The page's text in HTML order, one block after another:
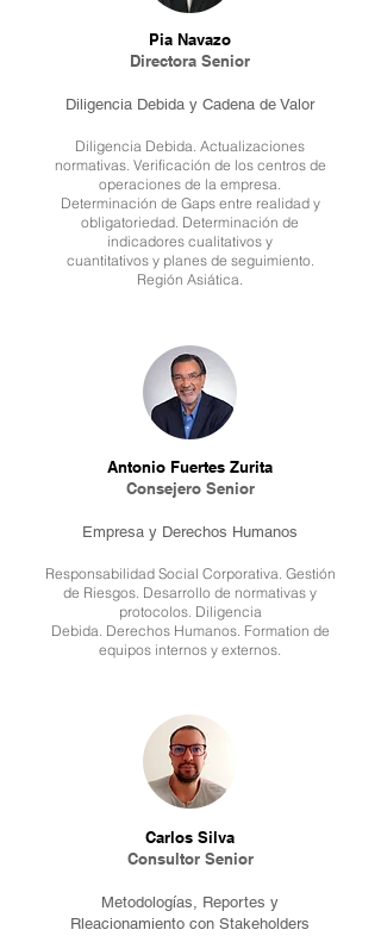
Pia Navazo
Directora Senior
Diligencia Debida y Cadena de Valor
Diligencia Debida. Actualizaciones
normativas. Verificación de los centros de
operaciones de la empresa.
Determinación de Gaps entre realidad y
obligatoriedad. Determinación de
indicadores cualitativos y
cuantitativos y planes de seguimiento.
Región Asiática.
Antonio Fuertes Zurita
Consejero Senior
Empresa y Derechos Humanos
Responsabilidad Social Corporativa. Gestión
de Riesgos. Desarrollo de normativas y
protocolos. Diligencia
Debida. Derechos Humanos. Formation de
equipos internos y externos.
Carlos Silva
Consultor Senior
Metodologías, Reportes y
Rleacionamiento con Stakeholders